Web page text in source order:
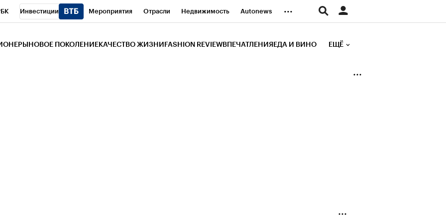
Инвестиции Мероприятия Отрасли Недвижимость Autonews ...
НОВОЕ ПОКОЛЕНИЕ КАЧЕСТВО ЖИЗНИ FASHION REVIEW ВПЕЧАТЛЕНИЯ ЕДА И ВИНО ЕЩЁ